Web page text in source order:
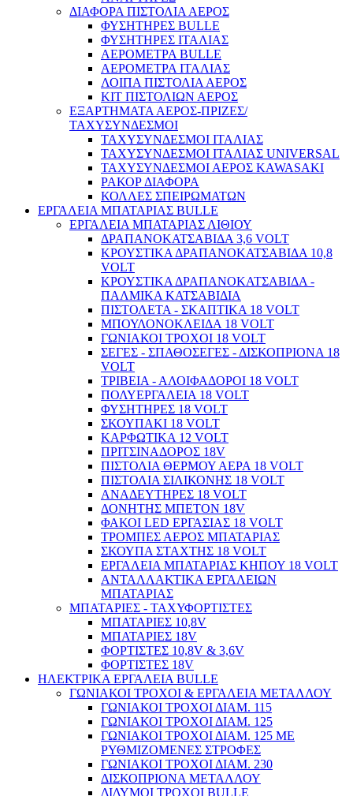
Παλετοφόρα / Ράμπες / Καρότσια
Σκάλες – Ράφια
ΔΙΑΦΟΡΑ ΠΙΣΤΟΛΙΑ ΑΕΡΟΣ
ΦΥΣΗΤΗΡΕΣ BULLE
ΦΥΣΗΤΗΡΕΣ ΙΤΑΛΙΑΣ
ΑΕΡΟΜΕΤΡΑ BULLE
ΑΕΡΟΜΕΤΡΑ ΙΤΑΛΙΑΣ
ΛΟΙΠΑ ΠΙΣΤΟΛΙΑ ΑΕΡΟΣ
ΚΙΤ ΠΙΣΤΟΛΙΩΝ ΑΕΡΟΣ
ΕΞΑΡΤΗΜΑΤΑ ΑΕΡΟΣ-ΠΡΙΖΕΣ/
ΤΑΧΥΣΥΝΔΕΣΜΟΙ
ΤΑΧΥΣΥΝΔΕΣΜΟΙ ΙΤΑΛΙΑΣ
ΤΑΧΥΣΥΝΔΕΣΜΟΙ ΙΤΑΛΙΑΣ UNIVERSAL
ΤΑΧΥΣΥΝΔΕΣΜΟΙ ΑΕΡΟΣ KAWASAKI
ΡΑΚΟΡ ΔΙΑΦΟΡΑ
ΚΟΛΛΕΣ ΣΠΕΙΡΩΜΑΤΩΝ
ΕΡΓΑΛΕΙΑ ΜΠΑΤΑΡΙΑΣ BULLE
ΕΡΓΑΛΕΙΑ ΜΠΑΤΑΡΙΑΣ ΛΙΘΙΟΥ
ΔΡΑΠΑΝΟΚΑΤΣΑΒΙΔΑ 3,6 VOLT
ΚΡΟΥΣΤΙΚΑ ΔΡΑΠΑΝΟΚΑΤΣΑΒΙΔΑ 10,8
VOLT
ΚΡΟΥΣΤΙΚΑ ΔΡΑΠΑΝΟΚΑΤΣΑΒΙΔΑ -
ΠΑΛΜΙΚΑ ΚΑΤΣΑΒΙΔΙΑ
ΠΙΣΤΟΛΕΤΑ - ΣΚΑΠΤΙΚΑ 18 VOLT
ΜΠΟΥΛΟΝΟΚΛΕΙΔΑ 18 VOLT
ΓΩΝΙΑΚΟΙ ΤΡΟΧΟΙ 18 VOLT
ΣΕΓΕΣ - ΣΠΑΘΟΣΕΓΕΣ - ΔΙΣΚΟΠΡΙΟΝΑ 18
VOLT
ΤΡΙΒΕΙΑ - ΑΛΟΙΦΑΔΟΡΟΙ 18 VOLT
ΠΟΛΥΕΡΓΑΛΕΙΑ 18 VOLT
ΦΥΣΗΤΗΡΕΣ 18 VOLT
ΣΚΟΥΠΑΚΙ 18 VOLT
ΚΑΡΦΩΤΙΚΑ 12 VOLT
ΠΡΙΤΣΙΝΑΔΟΡΟΣ 18V
ΠΙΣΤΟΛΙΑ ΘΕΡΜΟΥ ΑΕΡΑ 18 VOLT
ΠΙΣΤΟΛΙΑ ΣΙΛΙΚΟΝΗΣ 18 VOLT
ΑΝΑΔΕΥΤΗΡΕΣ 18 VOLT
ΔΟΝΗΤΗΣ ΜΠΕΤΟΝ 18V
ΦΑΚΟΙ LED ΕΡΓΑΣΙΑΣ 18 VOLT
ΤΡΟΜΠΕΣ ΑΕΡΟΣ ΜΠΑΤΑΡΙΑΣ
ΣΚΟΥΠΑ ΣΤΑΧΤΗΣ 18 VOLT
ΕΡΓΑΛΕΙΑ ΜΠΑΤΑΡΙΑΣ ΚΗΠΟΥ 18 VOLT
ΑΝΤΑΛΛΑΚΤΙΚΑ ΕΡΓΑΛΕΙΩΝ
ΜΠΑΤΑΡΙΑΣ
ΜΠΑΤΑΡΙΕΣ - ΤΑΧΥΦΟΡΤΙΣΤΕΣ
ΜΠΑΤΑΡΙΕΣ 10,8V
ΜΠΑΤΑΡΙΕΣ 18V
ΦΟΡΤΙΣΤΕΣ 10,8V & 3,6V
ΦΟΡΤΙΣΤΕΣ 18V
ΗΛΕΚΤΡΙΚΑ ΕΡΓΑΛΕΙΑ BULLE
ΓΩΝΙΑΚΟΙ ΤΡΟΧΟΙ & ΕΡΓΑΛΕΙΑ ΜΕΤΑΛΛΟΥ
ΓΩΝΙΑΚΟΙ ΤΡΟΧΟΙ ΔΙΑΜ. 115
ΓΩΝΙΑΚΟΙ ΤΡΟΧΟΙ ΔΙΑΜ. 125
ΓΩΝΙΑΚΟΙ ΤΡΟΧΟΙ ΔΙΑΜ. 125 ΜΕ
ΡΥΘΜΙΖΟΜΕΝΕΣ ΣΤΡΟΦΕΣ
ΓΩΝΙΑΚΟΙ ΤΡΟΧΟΙ ΔΙΑΜ. 230
ΔΙΣΚΟΠΡΙΟΝΑ ΜΕΤΑΛΛΟΥ
ΔΙΔΥΜΟΙ ΤΡΟΧΟΙ BULLE